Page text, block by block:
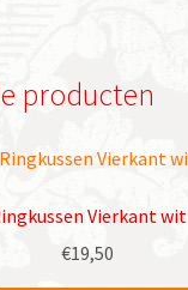
producten
Vierkant wit
€19,50